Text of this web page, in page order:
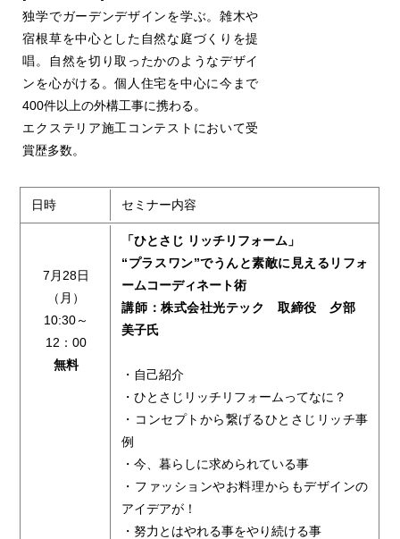
独学でガーデンデザインを学ぶ。雑木や
宿根草を中心とした自然な庭づくりを提
唱。自然を切り取ったかのようなデザイ
ンを心がける。個人住宅を中心に今まで
400件以上の外構工事に携わる。
エクステリア施工コンテストにおいて受
賞歴多数。
日時 セミナー内容
7月28日
（月）
10:30～
12：00
無料
「ひとさじ リッチリフォーム」
“プラスワン”でうんと素敵に見えるリフォ
ームコーディネート術
講師：株式会社光テック 取締役 夕部
美子氏
・自己紹介
・ひとさじリッチリフォームってなに？
・コンセプトから繋げるひとさじリッチ事
例
・今、暮らしに求められている事
・ファッションやお料理からもデザインの
アイデアが！
・努力とはやれる事をやり続ける事